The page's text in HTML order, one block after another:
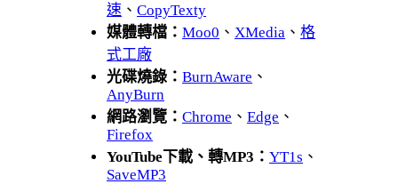
速 、 CopyTexty
媒體轉檔： Moo0 、 XMedia 、 格
式工廠
光碟燒錄： BurnAware 、
AnyBurn
網路瀏覽： Chrome 、 Edge 、
Firefox
YouTube下載、轉MP3： YT1s 、
SaveMP3